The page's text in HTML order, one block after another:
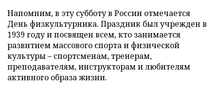
Напомним, в эту субботу в России отмечается
День физкультурника. Праздник был учрежден в
1939 году и посвящен всем, кто занимается
развитием массового спорта и физической
культуры – спортсменам, тренерам,
преподавателям, инструкторам и любителям
активного образа жизни.